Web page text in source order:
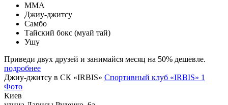
MMA
Джиу-джитсу
Самбо
Тайский бокс (муай тай)
Ушу
Приведи двух друзей и занимайся месяц на 50% дешевле.
подробнее
Джиу-джитсу в СК «IRBIS» Спортивный клуб «IRBIS» 1
Фото
Киев